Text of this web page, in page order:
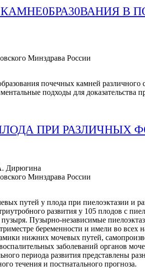
В
Минздрава России
почечных камней
подходы для доказательства
ПРИ РАЗЛИЧНЫХ
Дирюгина
Минздрава России
путей у плода при пиелоэктазии и
развития у 105 плодов с
Пузырно-независимые
беременности и имели во
нижних мочевых путей,
заболеваний органов
периода развития представлены
течения и постнатального прогноза.